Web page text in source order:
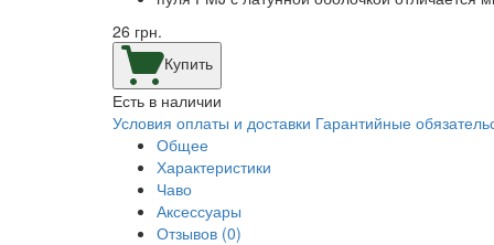
26 грн.
Купить
Есть в наличии
Условия оплаты и доставки Гарантийные
Общее
Характеристики
Чаво
Аксессуары
Отзывов (0)